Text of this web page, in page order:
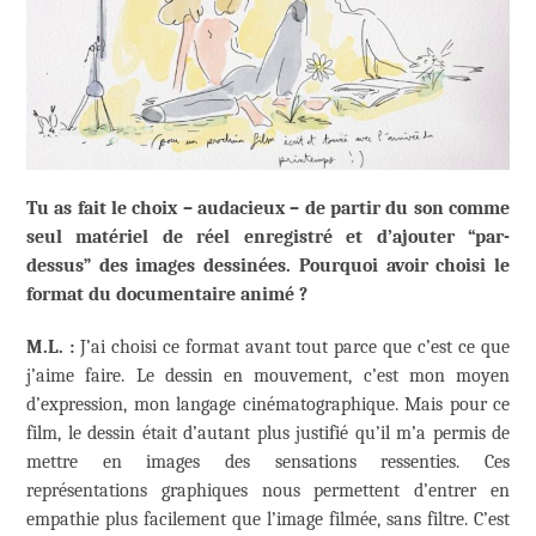
Tu as fait le choix – audacieux – de partir du son comme
seul matériel de réel enregistré et d’ajouter “par-
dessus” des images dessinées. Pourquoi avoir choisi le
format du documentaire animé ?
M.L. :J’ai choisi ce format avant tout parce que c’est ce que
j’aime faire. Le dessin en mouvement, c’est mon moyen
d’expression, mon langage cinématographique. Mais pour ce
film, le dessin était d’autant plus justifié qu’il m’a permis de
mettre en images des sensations ressenties. Ces
représentations graphiques nous permettent d’entrer en
empathie plus facilement que l’image filmée, sans filtre. C’est